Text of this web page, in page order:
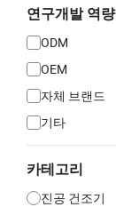
연구개발 역량
ODM
OEM
자체 브랜드
기타
카테고리
진공 건조기